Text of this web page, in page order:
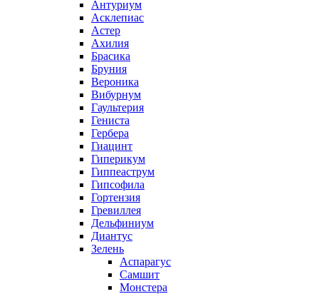
Антуриум
Асклепиас
Астер
Ахилия
Брасика
Бруния
Вероника
Вибурнум
Гаультерия
Гениста
Гербера
Гиацинт
Гиперикум
Гиппеаструм
Гипсофила
Гортензия
Гревиллея
Дельфиниум
Диантус
Зелень
Аспарагус
Самшит
Монстера